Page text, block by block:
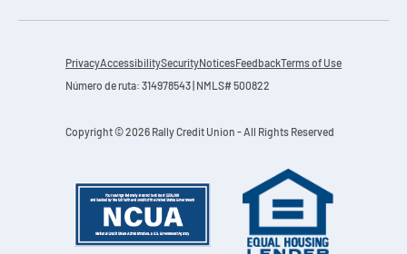
PrivacyAccessibilitySecurityNoticesFeedback Terms of Use
Número de ruta: 314978543 | NMLS# 500822
Copyright © 2026 Rally Credit Union - All Rights Reserved